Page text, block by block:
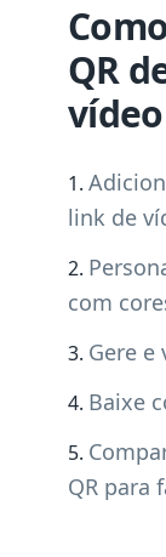
QR
vídeo
link de
com
Gere e
Baixe
QR para